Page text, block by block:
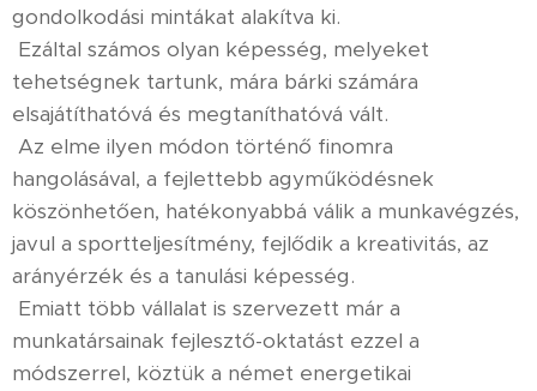
gondolkodási mintákat alakítva ki.
Ezáltal számos olyan képesség, melyeket
tehetségnek tartunk, mára bárki számára
elsajátíthatóvá és megtaníthatóvá vált.
Az elme ilyen módon történő finomra
hangolásával, a fejlettebb agyműködésnek
köszönhetően, hatékonyabbá válik a munkavégzés,
javul a sportteljesítmény, fejlődik a kreativitás, az
arányérzék és a tanulási képesség.
Emiatt több vállalat is szervezett már a
munkatársainak fejlesztő-oktatást ezzel a
módszerrel, köztük a német energetikai